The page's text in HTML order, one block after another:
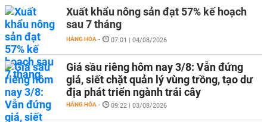
Xuất khẩu nông sản đạt 57% kế hoạch
sau 7 tháng
HÀNG HÓA - 07:01 | 04/08/2026
Giá sầu riêng hôm nay 3/8: Vẫn đứng
giá, siết chặt quản lý vùng trồng, tạo dư
địa phát triển ngành trái cây
HÀNG HÓA - 09:22 | 03/08/2026